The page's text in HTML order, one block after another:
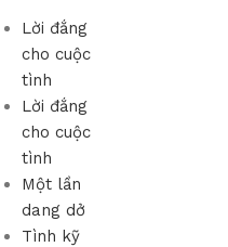
Lời đắng
cho cuộc
tình
Lời đắng
cho cuộc
tình
Một lần
dang dở
Tình kỹ